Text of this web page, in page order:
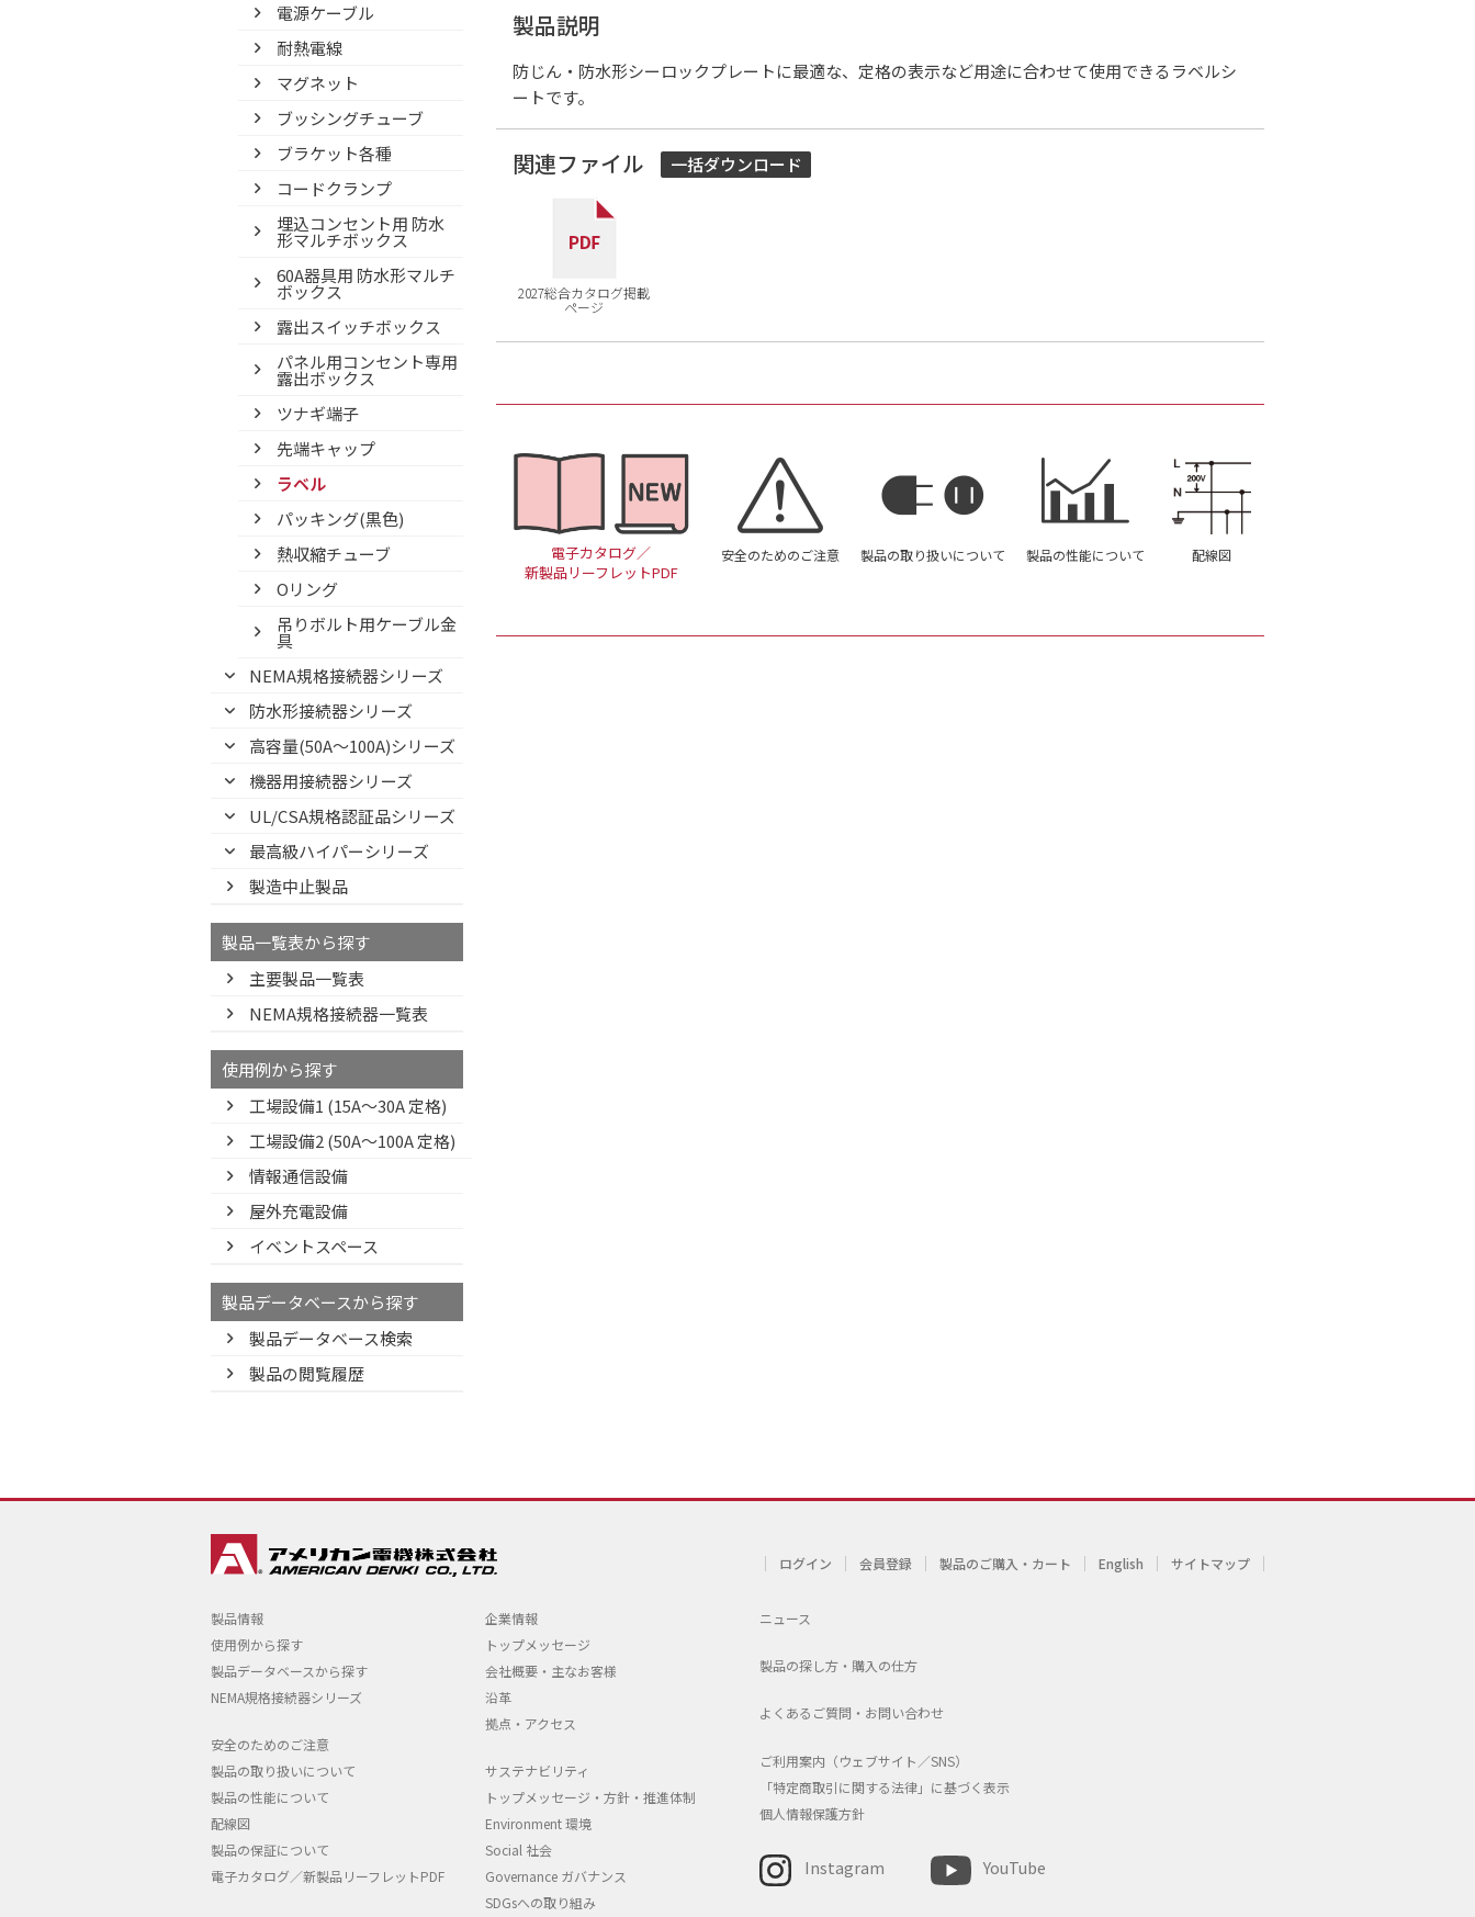
電源ケーブル
耐熱電線
マグネット
ブッシングチューブ
ブラケット各種
コードクランプ
埋込コンセント用 防水
形マルチボックス
60A器具用 防水形マルチ
ボックス
露出スイッチボックス
パネル用コンセント専用
露出ボックス
ツナギ端子
先端キャップ
ラベル
パッキング(黒色)
熱収縮チューブ
Oリング
吊りボルト用ケーブル金
具
NEMA規格接続器シリーズ
防水形接続器シリーズ
高容量(50A～100A)シリーズ
機器用接続器シリーズ
UL/CSA規格認証品シリーズ
最高級ハイパーシリーズ
製造中止製品
製品一覧表から探す
主要製品一覧表
NEMA規格接続器一覧表
使用例から探す
工場設備1 (15A〜30A 定格)
工場設備2 (50A〜100A 定格)
情報通信設備
屋外充電設備
イベントスペース
製品データベースから探す
製品データベース検索
製品の閲覧履歴
製品説明
防じん・防水形シーロックプレートに最適な、定格の表示など用途に合わせて使用できるラベルシ
ートです。
関連ファイル
2027総合カタログ掲載
ページ
一括ダウンロード
電子カタログ／
新製品リーフレットPDF
安全のためのご注意 製品の取り扱いについて 製品の性能について 配線図
ログイン 会員登録 製品のご購入・カート English サイトマップ
製品情報
使用例から探す
製品データベースから探す
NEMA規格接続器シリーズ
安全のためのご注意
製品の取り扱いについて
製品の性能について
配線図
製品の保証について
電子カタログ／新製品リーフレットPDF
企業情報
トップメッセージ
会社概要・主なお客様
沿革
拠点・アクセス
サステナビリティ
トップメッセージ・方針・推進体制
Environment 環境
Social 社会
Governance ガバナンス
SDGsへの取り組み
ニュース
製品の探し方・購入の仕方
よくあるご質問・お問い合わせ
ご利用案内（ウェブサイト／SNS）
「特定商取引に関する法律」に基づく表示
個人情報保護方針
Instagram YouTube